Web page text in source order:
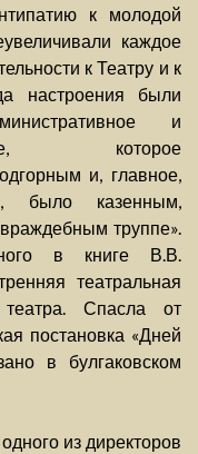
к молодой
каждое
к Театру и к
настроения были
и
которое
и, главное,
было казенным,
труппе».
в книге В.В.
театральная
Спасла от
постановка «Дней
в булгаковском
из директоров